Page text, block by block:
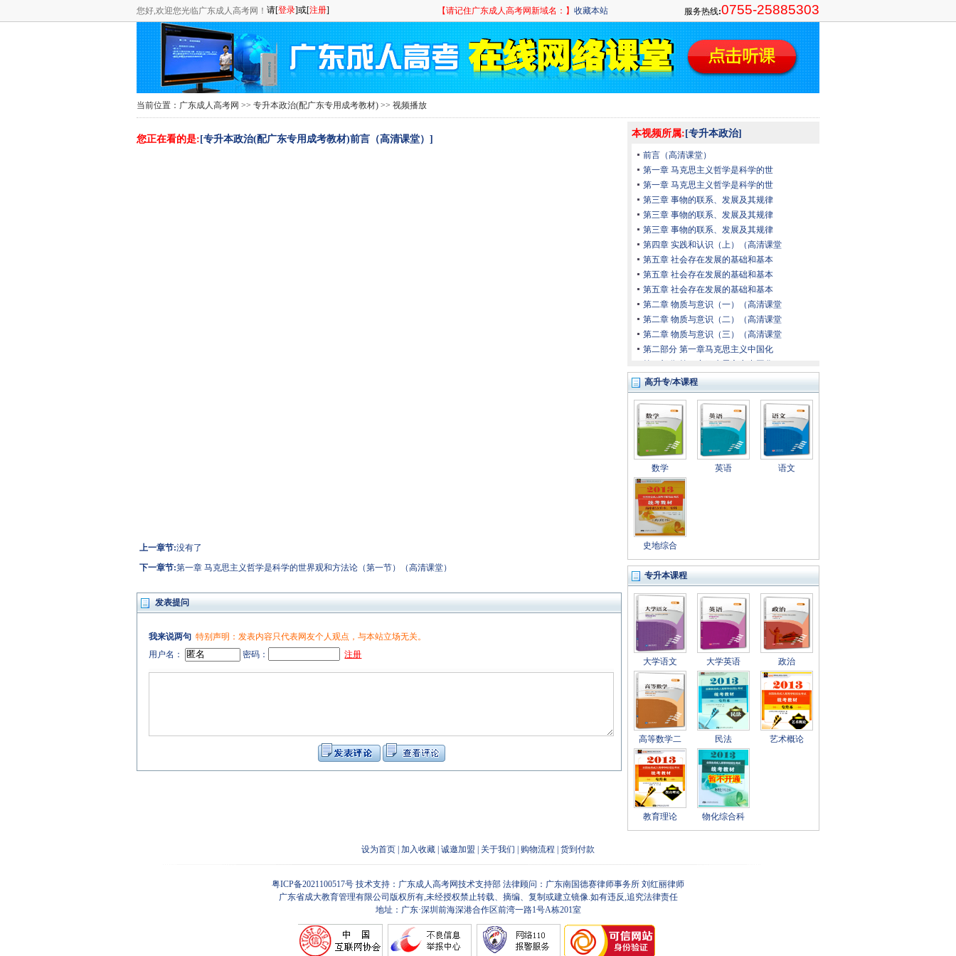
您好,欢迎您光临广东成人高考网！ 【请记住广东成人高考网新域名：】 收藏本站 服务热线:0755-25885303
当前位置： 广东成人高考网 >> 专升本政治(配广东专用成考教材) >> 视频播放
您正在看的是: [专升本政治(配广东专用成考教材)前言（高清课堂）]
上一章节:没有了
下一章节:第一章 马克思主义哲学是科学的世界观和方法论（第一节）（高清课堂）
发表提问
我来说两句 特别声明：发表内容只代表网友个人观点，与本站立场无关。
用户名：
密码： 注册
本视频所属: [专升本政治]
前言（高清课堂）
第一章 马克思主义哲学是科学的世
第一章 马克思主义哲学是科学的世
第三章 事物的联系、发展及其规律
第三章 事物的联系、发展及其规律
第三章 事物的联系、发展及其规律
第四章 实践和认识（上）（高清课堂
第五章 社会存在发展的基础和基本
第五章 社会存在发展的基础和基本
第五章 社会存在发展的基础和基本
第二章 物质与意识（一）（高清课堂
第二章 物质与意识（二）（高清课堂
第二章 物质与意识（三）（高清课堂
第二部分 第一章马克思主义中国化
第二部分 第一章马克思主义中国化
第二部分 第二章新民主主义革命理
第二部分 第二章新民主主义革命理
第二部分 第三章社会主义本质和初
第二部分 第四章社会主义改革和对
第二部分 第五章建设中国特色社会
第二部分 第五章建设中国特色社会
第二部分 第五章建设中国特色社会
第二部分 第五章建设中国特色社会
第二部分 第六章建设社会主义民主
第二部分 第六章建设社会主义民主
第二部分 第七章建设中国特色社会
第二部分 第八章构建社会主义和谐
第二部分 第八章构建社会主义和谐
第二部分 第八章构建社会主义和谐
第二部分 第九章国际战略和外交政
第二部分 第九章国际战略和外交政
第四章 实践和认识（下）（高清课堂
第六章 社会发展动力系统和历史进
第六章 社会发展动力系统和历史进
第一部分第一章 马克思哲学是科学
第一部分第二章 物质与意识1（201
第一部分第二章 物质与意识2（201
第一部分第三章 事物的联系、发展
第一部分第四章 实践和认识（2014
第一部分第五章 社会存在发展的基
第一部分第六章 社会发展的动力系
第二部分第一章 马克思主义中国化
第二部分第二章 新民主主义理论和
第二部分第三章 社会主义本质和初
第二部分第六章 建设中国特色社会
第二部分第七章 建设中国特色社会
第二部分第九章 国际战略和外交政
第二部分第十章 一国两制和实现祖
高升专/本课程
数学 英语 语文
史地综合
专升本课程
大学语文 大学英语 政治
高等数学二 民法 艺术概论
教育理论 物化综合科
设为首页 加入收藏 诚邀加盟 关于我们 购物流程 货到付款
粤ICP备2021100517号 技术支持：广东成人高考网技术支持部 法律顾问：广东南国德赛律师事务所 刘红丽律师
广东省成大教育管理有限公司版权所有,未经授权禁止转载、摘编、复制或建立镜像.如有违反,追究法律责任
地址：广东·深圳前海深港合作区前湾一路1号A栋201室